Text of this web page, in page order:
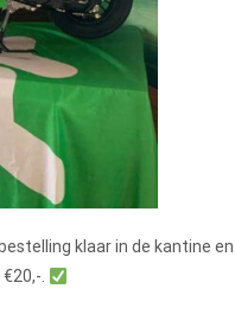
klaar in de kantine
.